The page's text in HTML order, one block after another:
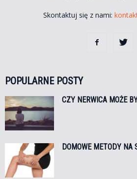
Skontaktuj się z nami:
POPULARNE POSTY
CZY NERWICA MOŻE
DOMOWE METODY NA